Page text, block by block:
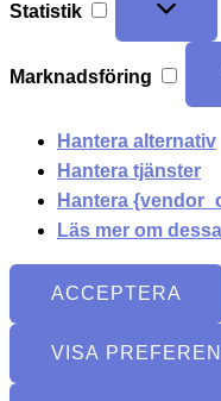
Statistik
Marknadsföring
Hantera alternativ
Hantera tjänster
Hantera
Läs mer om
ACCEPTERA
VISA